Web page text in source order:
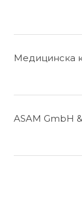
Медицинска
ASAM GmbH